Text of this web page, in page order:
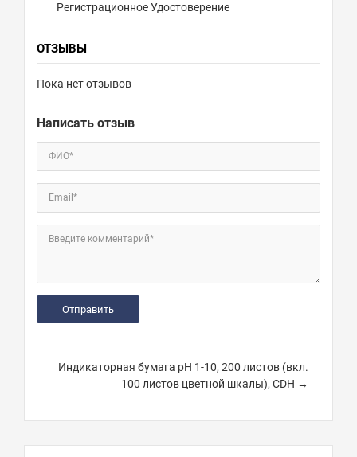
Регистрационное Удостоверение
ОТЗЫВЫ
Пока нет отзывов
Написать отзыв
ФИО*
Email*
Введите комментарий*
Индикаторная бумага pH 1-10, 200 листов (вкл.
100 листов цветной шкалы), CDH →